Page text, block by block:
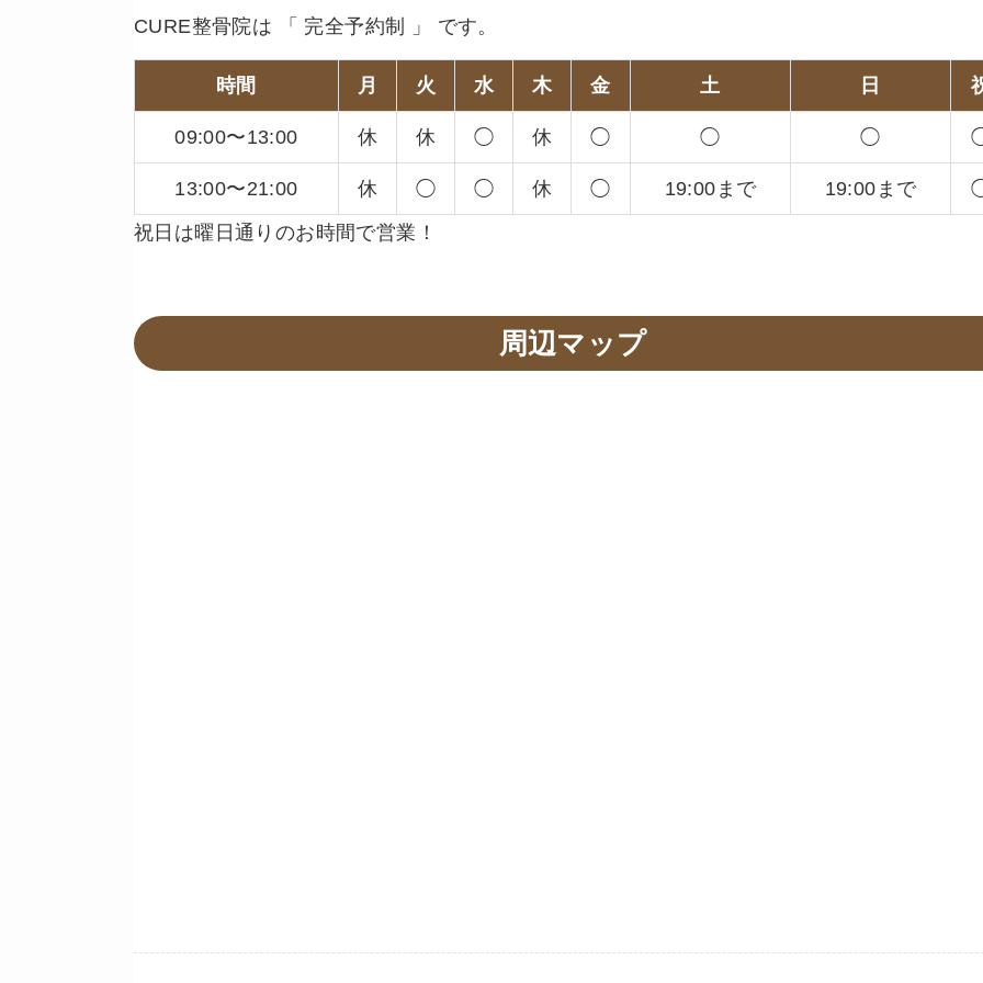
CURE整骨院は 「 完全予約制 」 です。
時間 月 火 水 木 金 土 日
09:00〜13:00 休 休 ◯ 休 ◯ ◯ ◯
13:00〜21:00 休 ◯ ◯ 休 ◯ 19:00まで 19:00まで
祝日は曜日通りのお時間で営業！
周辺マップ